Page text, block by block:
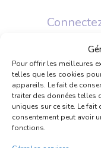
Pour offrir les meilleures
telles que les cookies
appareils. Le fait de
traiter des données telles
uniques sur ce site. Le
consentement peut avoir
fonctions.
Aldarn
7 mars 2011
C’est le